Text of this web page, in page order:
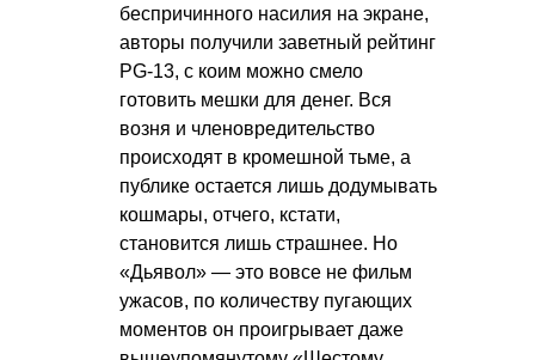
беспричинного насилия на экране,
авторы получили заветный рейтинг
PG-13, с коим можно смело
готовить мешки для денег. Вся
возня и членовредительство
происходят в кромешной тьме, а
публике остается лишь додумывать
кошмары, отчего, кстати,
становится лишь страшнее. Но
«Дьявол» — это вовсе не фильм
ужасов, по количеству пугающих
моментов он проигрывает даже